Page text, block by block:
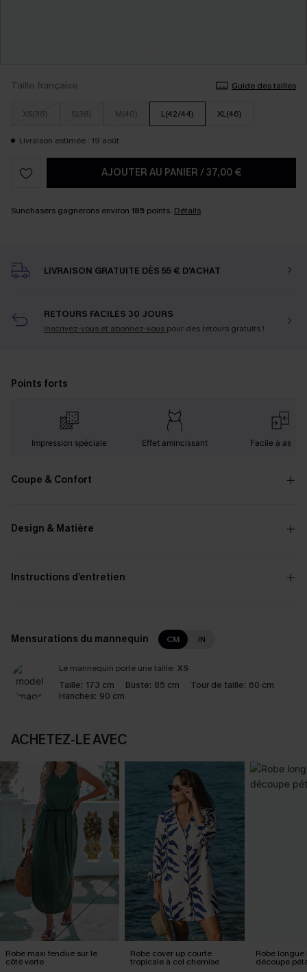
Taille française Guide des tailles
XS(36) S(38) M(40) L(42/44) XL(46)
Livraison estimée : 19 août
AJOUTER AU PANIER /37,00 €
Sunchasers gagnerons environ 185 points. Détails
LIVRAISON GRATUITE DÈS 55 € D'ACHAT
RETOURS FACILES 30 JOURS
Inscrivez-vous et abonnez-vous pour des retours gratuits !
Points forts
Impression spéciale Effet amincissant Facile à
Coupe & Confort
Design & Matière
Instructions d’entretien
Mensurations du mannequin CM IN
Le mannequin porte une taille: XS
Taille: 173 cm Buste: 85 cm Tour de taille: 60 cm
Hanches: 90 cm
ACHETEZ‑LE AVEC
Robe maxi fendue sur le
côté verte
Robe cover up courte
tropicale à col chemise
Robe longue
découpe